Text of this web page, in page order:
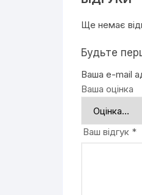
Ще немає
Будьте
Ваша e-mail
Ваша оцінка
Ваш відгук *